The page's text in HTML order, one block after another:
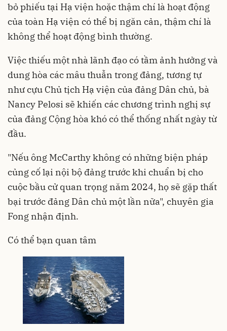
bỏ phiếu tại Hạ viện hoặc thậm chí là hoạt động
của toàn Hạ viện có thể bị ngăn cản, thậm chí là
không thể hoạt động bình thường.
Việc thiếu một nhà lãnh đạo có tầm ảnh hưởng và
dung hòa các mâu thuẫn trong đảng, tương tự
như cựu Chủ tịch Hạ viện của đảng Dân chủ, bà
Nancy Pelosi sẽ khiến các chương trình nghị sự
của đảng Cộng hòa khó có thể thống nhất ngày từ
đầu.
"Nếu ông McCarthy không có những biện pháp
củng cố lại nội bộ đảng trước khi chuẩn bị cho
cuộc bầu cử quan trọng năm 2024, họ sẽ gặp thất
bại trước đảng Dân chủ một lần nữa", chuyên gia
Fong nhận định.
Có thể bạn quan tâm